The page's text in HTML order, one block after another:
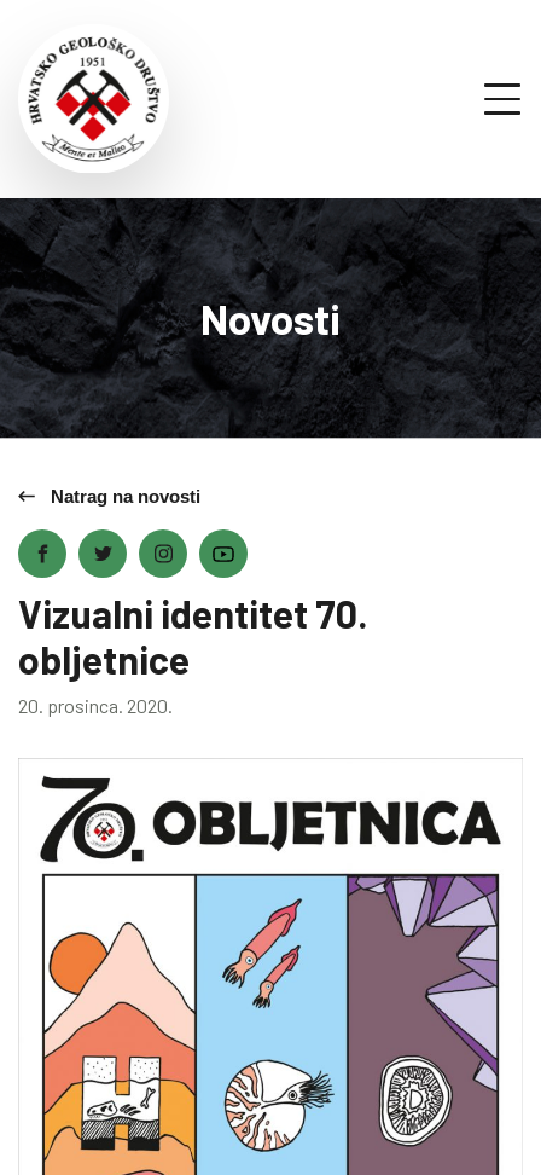
Novosti
Natrag na novosti
Vizualni identitet 70.
obljetnice
20. prosinca. 2020.